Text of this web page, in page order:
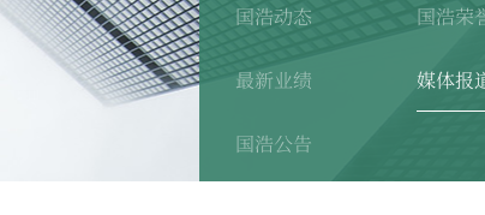
国浩动态 国浩荣
最新业绩 媒体报
国浩公告